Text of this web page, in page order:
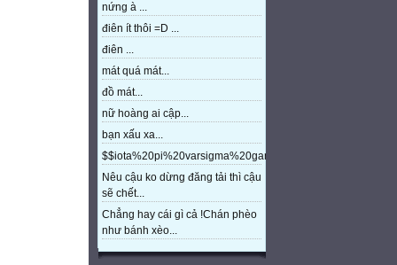
nứng à ...
điên ít thôi =D ...
điên ...
mát quá mát...
đồ mát...
nữ hoàng ai cập...
bạn xấu xa...
Nêu cậu ko dừng đăng tải thì cậu
sẽ chết...
Chẳng hay cái gì cả !Chán phèo
như bánh xèo...